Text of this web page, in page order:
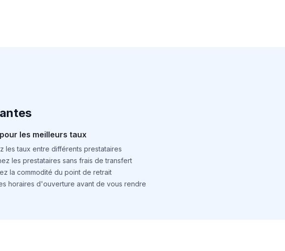
les meilleurs taux
les taux entre différents prestataires
les prestataires sans frais de transfert
la commodité du point de retrait
horaires d'ouverture avant de vous rendre